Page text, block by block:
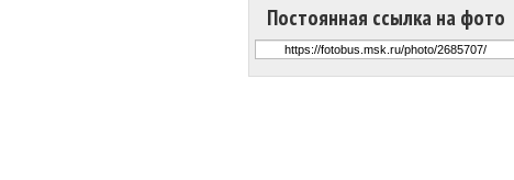
Постоянная ссылка на фото